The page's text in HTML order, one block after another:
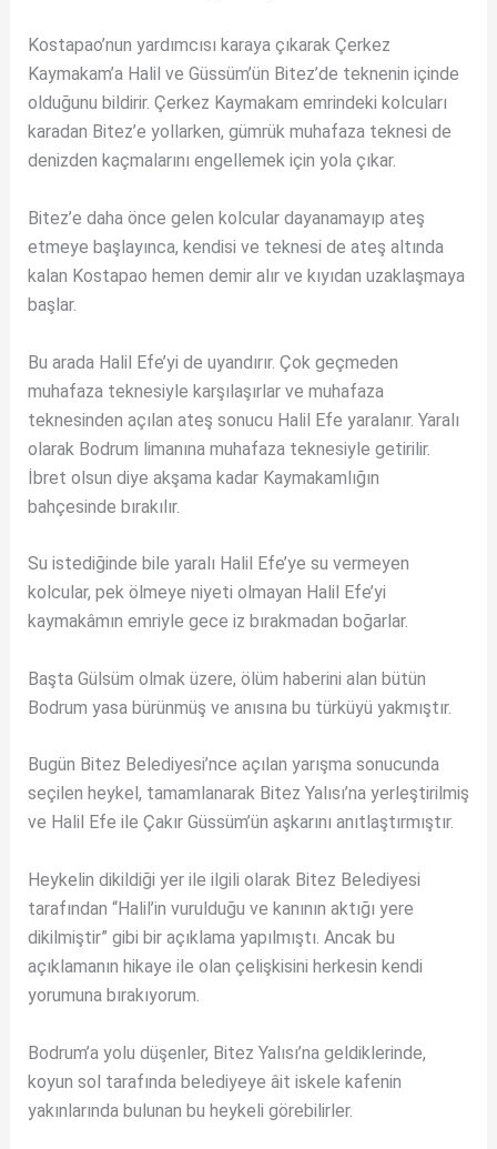
Kostapao’nun yardımcısı karaya çıkarak Çerkez
Kaymakam’a Halil ve Güssüm’ün Bitez’de teknenin içinde
olduğunu bildirir. Çerkez Kaymakam emrindeki kolcuları
karadan Bitez’e yollarken, gümrük muhafaza teknesi de
denizden kaçmalarını engellemek için yola çıkar.
Bitez’e daha önce gelen kolcular dayanamayıp ateş
etmeye başlayınca, kendisi ve teknesi de ateş altında
kalan Kostapao hemen demir alır ve kıyıdan uzaklaşmaya
başlar.
Bu arada Halil Efe’yi de uyandırır. Çok geçmeden
muhafaza teknesiyle karşılaşırlar ve muhafaza
teknesinden açılan ateş sonucu Halil Efe yaralanır. Yaralı
olarak Bodrum limanına muhafaza teknesiyle getirilir.
İbret olsun diye akşama kadar Kaymakamlığın
bahçesinde bırakılır.
Su istediğinde bile yaralı Halil Efe’ye su vermeyen
kolcular, pek ölmeye niyeti olmayan Halil Efe’yi
kaymakâmın emriyle gece iz bırakmadan boğarlar.
Başta Gülsüm olmak üzere, ölüm haberini alan bütün
Bodrum yasa bürünmüş ve anısına bu türküyü yakmıştır.
Bugün Bitez Belediyesi’nce açılan yarışma sonucunda
seçilen heykel, tamamlanarak Bitez Yalısı’na yerleştirilmiş
ve Halil Efe ile Çakır Güssüm’ün aşkarını anıtlaştırmıştır.
Heykelin dikildiği yer ile ilgili olarak Bitez Belediyesi
tarafından “Halil’in vurulduğu ve kanının aktığı yere
dikilmiştir” gibi bir açıklama yapılmıştı. Ancak bu
açıklamanın hikaye ile olan çelişkisini herkesin kendi
yorumuna bırakıyorum.
Bodrum’a yolu düşenler, Bitez Yalısı’na geldiklerinde,
koyun sol tarafında belediyeye âit iskele kafenin
yakınlarında bulunan bu heykeli görebilirler.